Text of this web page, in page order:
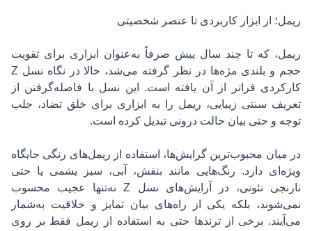
ریمل؛ از ابزار کاربردی تا عنصر شخصیتی
ریمل، که تا چند سال پیش صرفاً به‌عنوان ابزاری برای تقویت
حجم و بلندی مژه‌ها در نظر گرفته می‌شد، حالا در نگاه نسل Z
کارکردی فراتر از آن یافته است. این نسل با فاصله‌گرفتن از
تعریف سنتی زیبایی، ریمل را به ابزاری برای خلق تضاد، جلب
توجه و حتی بیان حالت درونی تبدیل کرده است.
در میان محبوب‌ترین گرایش‌ها، استفاده از ریمل‌های رنگی جایگاه
ویژه‌ای دارد. رنگ‌هایی مانند بنفش، آبی، سبز یشمی یا حتی
نارنجی نئونی، در آرایش‌های نسل Z نه‌تنها عجیب محسوب
نمی‌شوند، بلکه یکی از راه‌های بیان تمایز و خلاقیت به‌شمار
می‌آیند. برخی از ترندها حتی به استفاده از ریمل فقط بر روی